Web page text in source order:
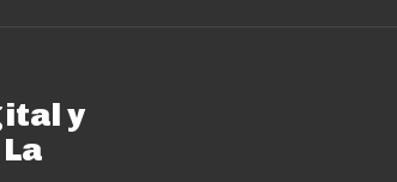
y